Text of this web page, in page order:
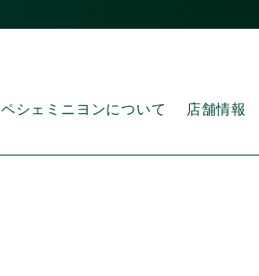
ペシェミニヨンについて 店舗情報